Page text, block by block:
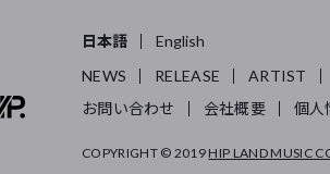
日本語
English
NEWS
RELEASE ARTIST
お問い合わせ
会社概要 個人
COPYRIGHT © 2019 HIP LAND MUSIC